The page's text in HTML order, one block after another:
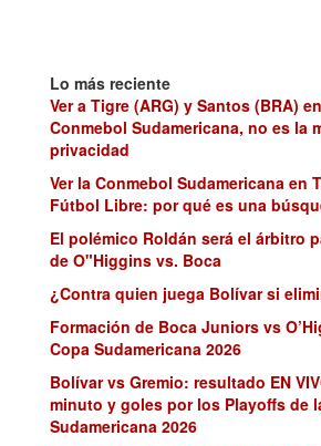
Lo más reciente
Ver a Tigre (ARG) y Santos (BRA)
Conmebol Sudamericana, no es la
privacidad
Ver la Conmebol Sudamericana en
Fútbol Libre: por qué es una
El polémico Roldán será el árbitro
de O"Higgins vs. Boca
¿Contra quien juega Bolívar si
Formación de Boca Juniors vs
Copa Sudamericana 2026
Bolívar vs Gremio: resultado EN
minuto y goles por los Playoffs de
Sudamericana 2026